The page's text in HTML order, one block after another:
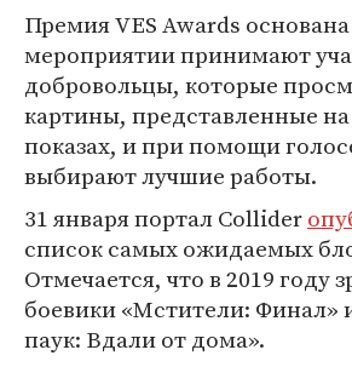
Премия VES Awards основана
мероприятии принимают
добровольцы, которые
картины, представленные
показах, и при помощи
выбирают лучшие работы.
31 января портал Collider
список самых ожидаемых
Отмечается, что в 2019 году
боевики «Мстители: Финал»
паук: Вдали от дома».